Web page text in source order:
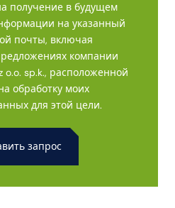
получение в будущем
на указанный
почты, включая
компании
o.o. sp.k., расположенной
обработку моих
для этой цели.